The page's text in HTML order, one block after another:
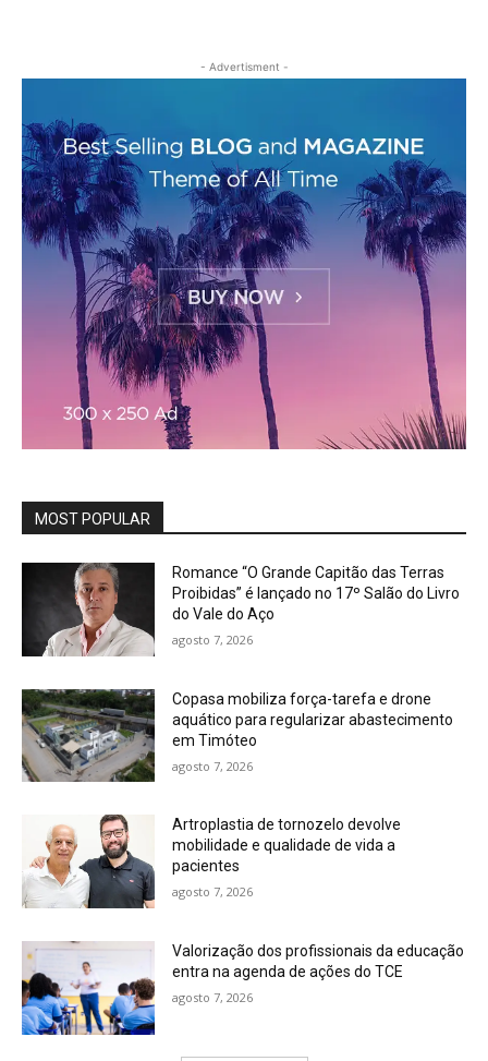
- Advertisment -
MOST POPULAR
Romance “O Grande Capitão das Terras
Proibidas” é lançado no 17º Salão do Livro
do Vale do Aço
agosto 7, 2026
Copasa mobiliza força-tarefa e drone
aquático para regularizar abastecimento
em Timóteo
agosto 7, 2026
Artroplastia de tornozelo devolve
mobilidade e qualidade de vida a
pacientes
agosto 7, 2026
Valorização dos profissionais da educação
entra na agenda de ações do TCE
agosto 7, 2026